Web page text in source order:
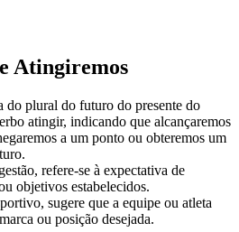
Atingiremos
do plural do futuro do presente do
atingir, indicando que alcançaremos
a um ponto ou obteremos um
refere-se à expectativa de
objetivos estabelecidos.
sugere que a equipe ou atleta
ou posição desejada.